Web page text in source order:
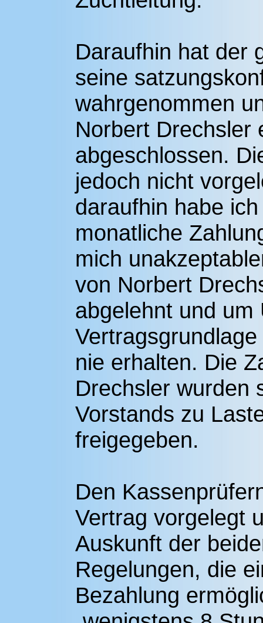
Daraufhin hat der
seine
wahrgenommen
Norbert Drechsler
abgeschlossen.
jedoch nicht
daraufhin habe
monatliche
mich
von Norbert
abgelehnt und um
nie erhalten. Die
Drechsler wurden
Vorstands zu
freigegeben.
Den
Vertrag vorgelegt
Auskunft der
Regelungen, die
Bezahlung